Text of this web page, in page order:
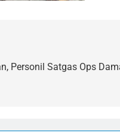
Personil Satgas Ops